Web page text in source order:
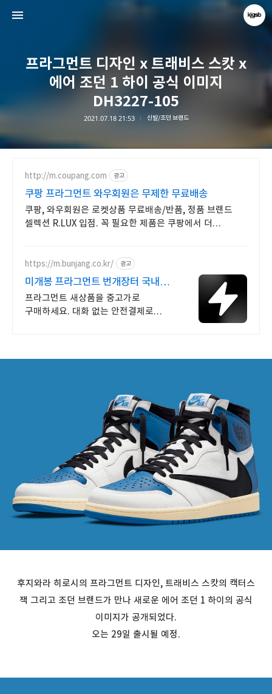
프라그먼트 디자인 x 트래비스 스캇 x
에어 조던 1 하이 공식 이미지
DH3227-105
2021.07.18 21:53 신발/조던 브랜드
http://m.coupang.com 광고
쿠팡 프라그먼트 와우회원은 무제한 무료배송
쿠팡, 와우회원은 로켓상품 무료배송/반품, 정품 브랜드
셀렉션 R.LUX 입점. 꼭 필요한 제품은 쿠팡에서 더
https://m.bunjang.co.kr/ 광고
미개봉 프라그먼트 번개장터 국내
최대 브랜드 중고거래
프라그먼트 새상품을 중고가로
구매하세요. 대화 없는 안전결제로
후지와라 히로시의 프라그먼트 디자인, 트래비스 스캇의 캑터스
잭 그리고 조던 브랜드가 만나 새로운 에어 조던 1 하이의 공식
이미지가 공개되었다.
오는 29일 출시될 예정.
kjgsb